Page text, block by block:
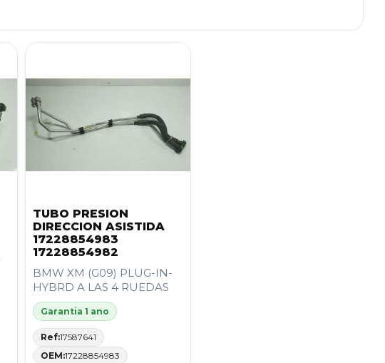
TUBO PRESION
DIRECCION ASISTIDA
17228854983
17228854982
BMW XM (G09) PLUG-IN-
HYBRD A LAS 4 RUEDAS
Garantia 1 ano
Ref:17587641
OEM:17228854983